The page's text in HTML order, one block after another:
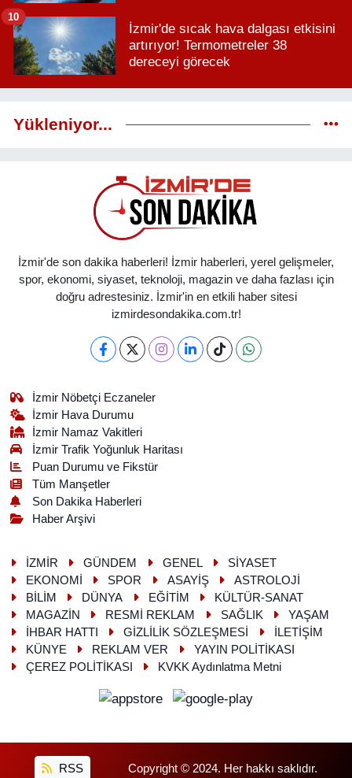
İzmir'de sıcak hava dalgası etkisini
artırıyor! Termometreler 38
dereceyi görecek
10
Yükleniyor...
İzmir'de son dakika haberleri! İzmir haberleri, yerel gelişmeler,
spor, ekonomi, siyaset, teknoloji, magazin ve daha fazlası için
doğru adrestesiniz. İzmir'in en etkili haber sitesi
izmirdesondakika.com.tr!
İzmir Nöbetçi Eczaneler
İzmir Hava Durumu
İzmir Namaz Vakitleri
İzmir Trafik Yoğunluk Haritası
Puan Durumu ve Fikstür
Tüm Manşetler
Son Dakika Haberleri
Haber Arşivi
İZMİR GÜNDEM GENEL
SİYASET
EKONOMİ
SPOR ASAYİŞ
ASTROLOJİ
BİLİM
DÜNYA EĞİTİM
KÜLTÜR-SANAT
MAGAZİN
RESMİ REKLAM SAĞLIK
YAŞAM
İHBAR HATTI
GİZLİLİK SÖZLEŞMESİ
İLETİŞİM
KÜNYE
REKLAM VER
YAYIN POLİTİKASI
ÇEREZ POLİTİKASI
KVKK Aydınlatma Metni
RSS Copyright © 2024. Her hakkı saklıdır.